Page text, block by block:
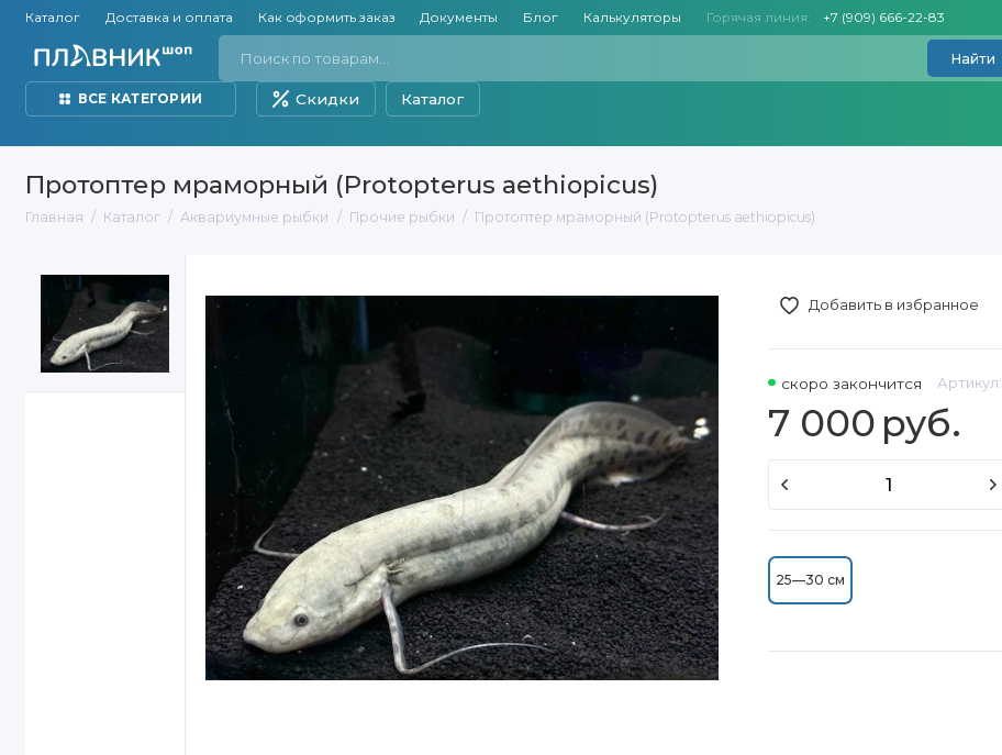
Каталог Доставка и оплата Как оформить заказ Документы Блог Калькуляторы Горячая линия: +7 (909) 666-22-83
Найти
ВСЕ КАТЕГОРИИ Скидки Каталог
Протоптер мраморный (Protopterus aethiopicus)
Главная Каталог Аквариумные рыбки Прочие рыбки Протоптер мраморный (Protopterus aethiopicus)
Добавить в избранное
скоро закончится Артикул:
7 000 руб.
25—30 см